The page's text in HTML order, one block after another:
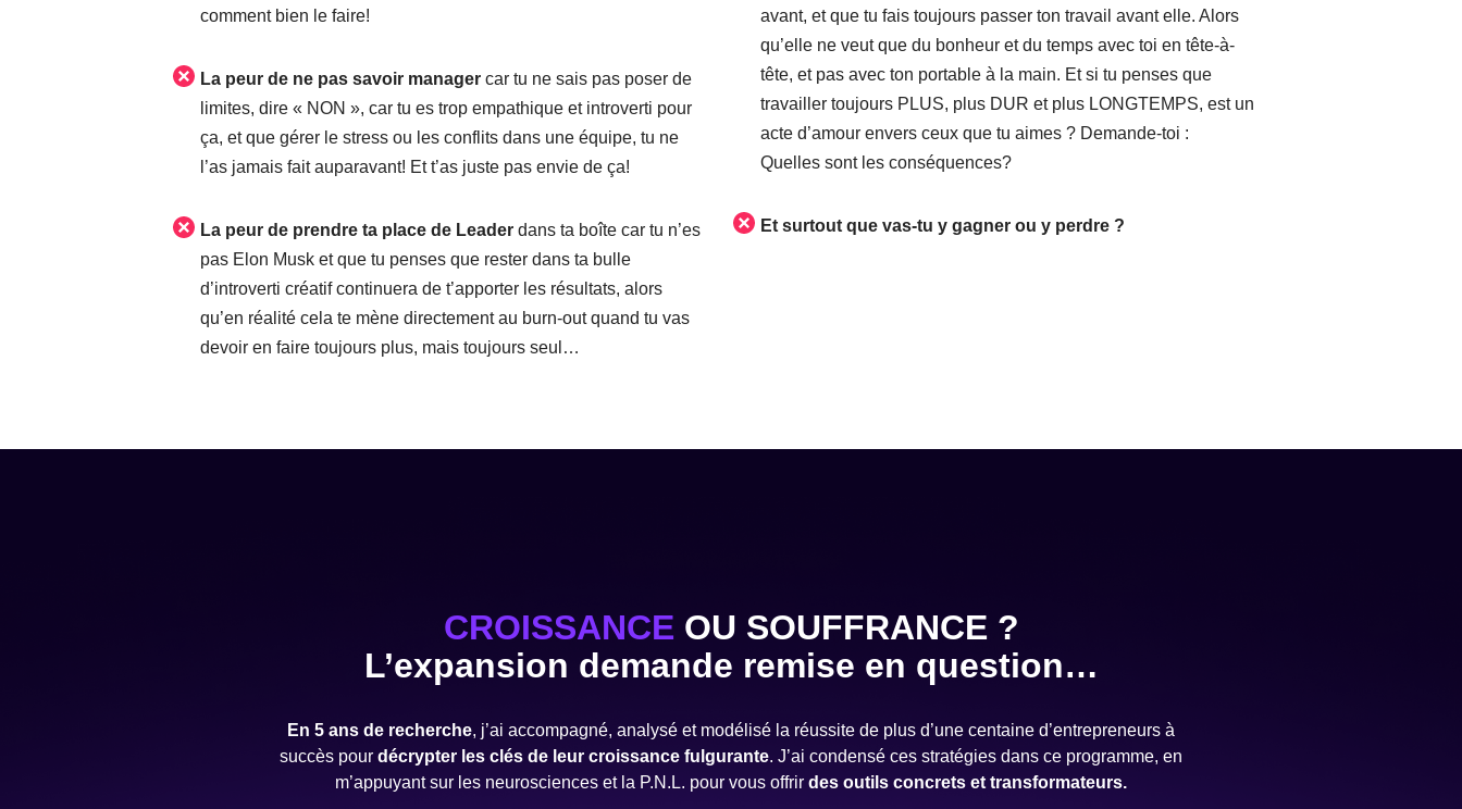
comment bien le faire!
La peur de ne pas savoir manager car tu ne sais pas poser de
limites, dire « NON », car tu es trop empathique et introverti pour
ça, et que gérer le stress ou les conflits dans une équipe, tu ne
l’as jamais fait auparavant! Et t’as juste pas envie de ça!
La peur de prendre ta place de Leader dans ta boîte car tu n’es
pas Elon Musk et que tu penses que rester dans ta bulle
d’introverti créatif continuera de t’apporter les résultats, alors
qu’en réalité cela te mène directement au burn-out quand tu vas
devoir en faire toujours plus, mais toujours seul…
avant, et que tu fais toujours passer ton travail avant elle. Alors
qu’elle ne veut que du bonheur et du temps avec toi en tête-à-
tête, et pas avec ton portable à la main. Et si tu penses que
travailler toujours PLUS, plus DUR et plus LONGTEMPS, est un
acte d’amour envers ceux que tu aimes ? Demande-toi :
Quelles sont les conséquences?
Et surtout que vas-tu y gagner ou y perdre ?
CROISSANCE OU SOUFFRANCE ?
L’expansion demande remise en question…
En 5 ans de recherche, j’ai accompagné, analysé et modélisé la réussite de plus d’une centaine d’entrepreneurs à
succès pour décrypter les clés de leur croissance fulgurante. J’ai condensé ces stratégies dans ce programme, en
m’appuyant sur les neurosciences et la P.N.L. pour vous offrir des outils concrets et transformateurs.